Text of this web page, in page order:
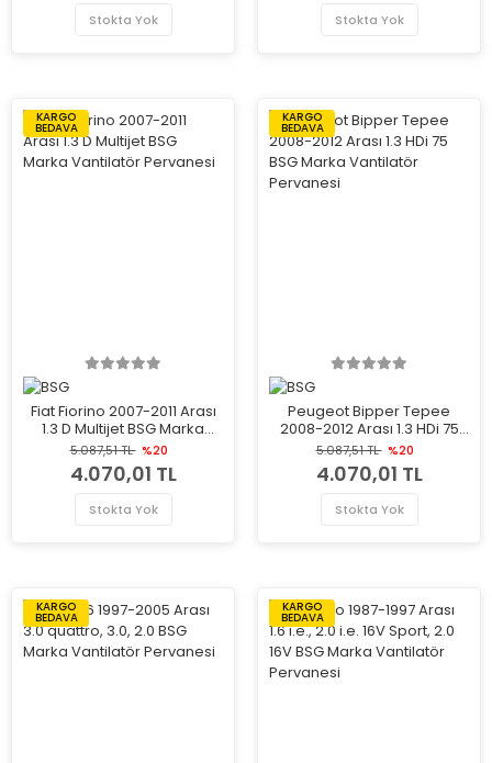
Stokta Yok Stokta Yok
KARGO
BEDAVA
Fiat Fiorino 2007-2011 Arası
1.3 D Multijet BSG Marka
Vantilatör Pervanesi
5.087,51 TL %20
4.070,01 TL
Stokta Yok
KARGO
BEDAVA
Peugeot Bipper Tepee
2008-2012 Arası 1.3 HDi 75
BSG Marka Vantilatör
Pervanesi
5.087,51 TL %20
4.070,01 TL
Stokta Yok
KARGO
BEDAVA
KARGO
BEDAVA